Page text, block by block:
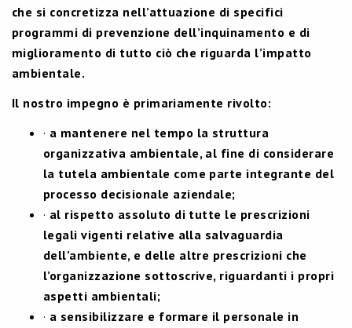
che si concretizza nell’attuazione di specifici
programmi di prevenzione dell’inquinamento e di
miglioramento di tutto ciò che riguarda l’impatto
ambientale.
Il nostro impegno è primariamente rivolto:
· a mantenere nel tempo la struttura
organizzativa ambientale, al fine di considerare
la tutela ambientale come parte integrante del
processo decisionale aziendale;
· al rispetto assoluto di tutte le prescrizioni
legali vigenti relative alla salvaguardia
dell’ambiente, e delle altre prescrizioni che
l’organizzazione sottoscrive, riguardanti i propri
aspetti ambientali;
· a sensibilizzare e formare il personale in